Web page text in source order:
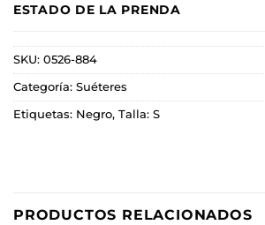
ESTADO DE LA PRENDA
SKU: 0526-884
Categoría: Suéteres
Etiquetas: Negro, Talla: S
PRODUCTOS RELACIONADOS